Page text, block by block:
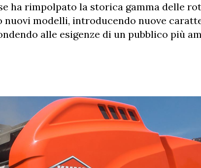
ha rimpolpato la storica gamma delle
nuovi modelli, introducendo nuove
alle esigenze di un pubblico più